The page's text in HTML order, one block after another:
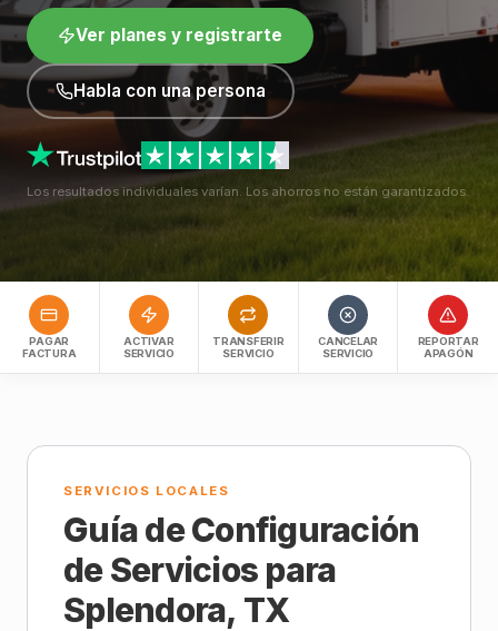
Ver planes y registrarte
Habla con una persona
Los resultados individuales varían. Los ahorros no están garantizados.
PAGAR
FACTURA
ACTIVAR
SERVICIO
TRANSFERIR
SERVICIO
CANCELAR
SERVICIO
REPORTAR
APAGÓN
SERVICIOS LOCALES
Guía de Configuración
de Servicios para
Splendora, TX